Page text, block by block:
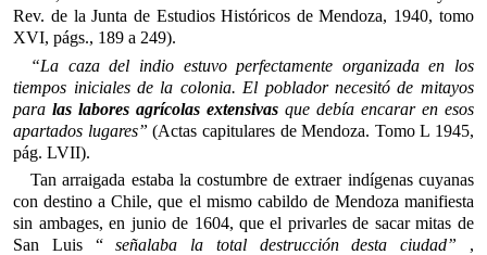
Rev. de la Junta de Estudios Históricos de Mendoza, 1940, tomo
XVI, págs., 189 a 249).
“La caza del indio estuvo perfectamente organizada en los
tiempos iniciales de la colonia. El poblador necesitó de mitayos
paralas labores agrícolas extensivas que debía encarar en esos
apartados lugares”(Actas capitulares de Mendoza. Tomo L 1945,
pág. LVII).
Tan arraigada estaba la costumbre de extraer indígenas cuyanas
con destino a Chile, que el mismo cabildo de Mendoza manifiesta
sin ambages, en junio de 1604, que el privarles de sacar mitas de
San Luis “señalaba la total destrucción desta ciudad” ,